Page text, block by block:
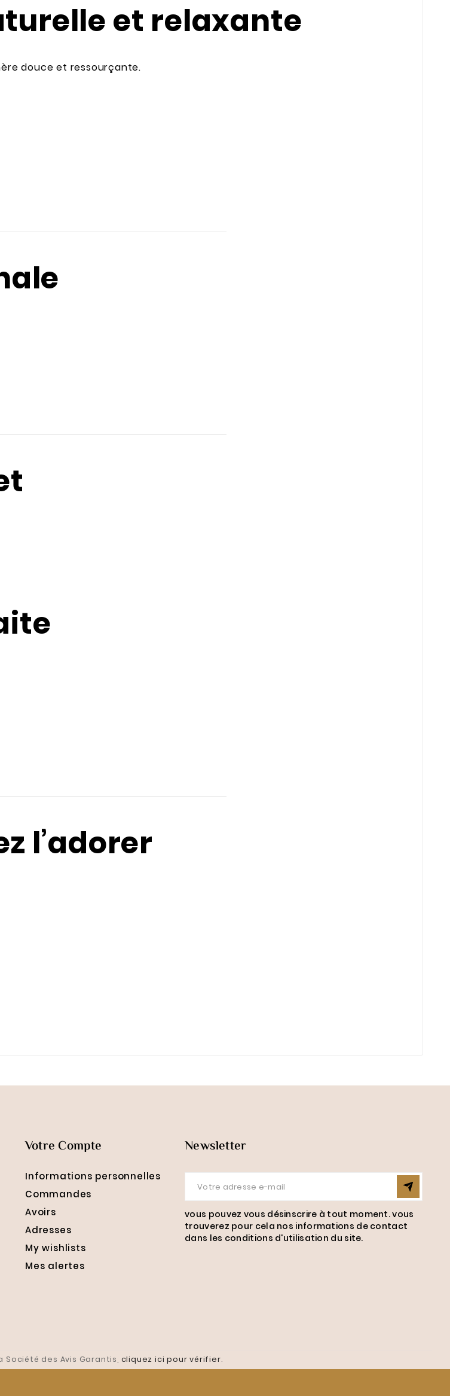
et relaxante
douce et ressourçante.
l’adorer
Votre Compte
Informations personnelles
Commandes
Avoirs
Adresses
My wishlists
Mes alertes
Newsletter
vous pouvez vous désinscrire à tout moment. vous
trouverez pour cela nos informations de contact
dans les conditions d'utilisation du site.
des Avis Garantis, cliquez ici pour vérifier.